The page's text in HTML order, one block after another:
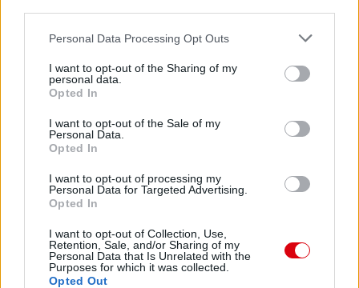
Please note that this website/app uses one or more Google
not limited to your visit or usage behaviour. You may click to
grant or deny consent to Google and its third-party tags to
use your data for below specified purposes in below Google
consent section.
Personal Data Processing Opt Outs
I want to opt-out of the Sharing of my
personal data.
Opted In
I want to opt-out of the Sale of my
Personal Data.
Opted In
I want to opt-out of processing my
Personal Data for Targeted Advertising.
Opted In
I want to opt-out of Collection, Use,
Retention, Sale, and/or Sharing of my
Personal Data that Is Unrelated with the
Purposes for which it was collected.
Opted Out
2026-08-08 17:00
0 nap 7 óra 55 perc 3 másodperc
Leeds Unitedvs Manchester United 2026-08-12 20:30
AC MilanvsManchester United
ELŐZŐ MÉRKŐZÉSEK
Támogatás